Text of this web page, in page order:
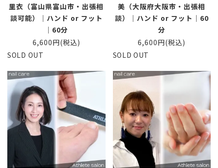
里衣（富山県富山市・出張相
談可能）｜ハンド or フット
｜60分
6,600円(税込)
SOLD OUT
美（大阪府大阪市・出張相
談）｜ハンド or フット｜60
分
6,600円(税込)
SOLD OUT